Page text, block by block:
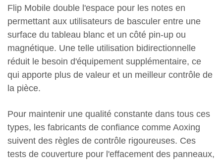
Flip Mobile double l'espace pour les notes en
permettant aux utilisateurs de basculer entre une
surface du tableau blanc et un côté pin-up ou
magnétique. Une telle utilisation bidirectionnelle
réduit le besoin d'équipement supplémentaire, ce
qui apporte plus de valeur et un meilleur contrôle de
la pièce.
Pour maintenir une qualité constante dans tous ces
types, les fabricants de confiance comme Aoxing
suivent des règles de contrôle rigoureuses. Ces
tests de couverture pour l'effacement des panneaux,